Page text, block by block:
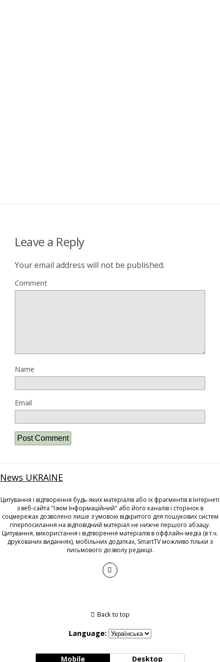
Leave a Reply
Your email address will not be published.
Comment
Name
Email
News UKRAINE
Цитування і відтворення будь-яких матеріалів або їх фрагментів в Інтернеті
з веб-сайта "Ізюм Інформаційний" або його каналів і сторінок в
соцмережах дозволено лише з умовою відкритого для пошукових систем
гіперпосилання на відповідний матеріал не нижче першого абзацу.
Цитування, використання і відтворення матеріалів в оффлайн-медіа (в т.ч.
друкованих виданнях), мобільних додатках, SmartTV можливо тільки з
письмового дозволу редакції.
Back to top
Language:
Mobile Desktop